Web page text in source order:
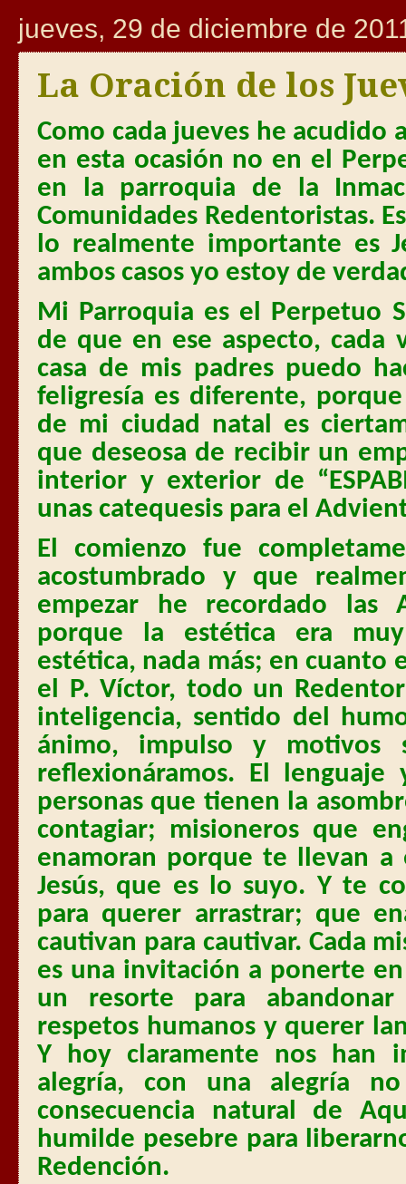
jueves, 29 de diciembre de
La Oración de los
Como cada jueves he acudido
en esta ocasión no en el
en la parroquia de la
Comunidades Redentoristas.
lo realmente importante es
ambos casos yo estoy de
Mi Parroquia es el Perpetuo
de que en ese aspecto, cada
casa de mis padres puedo
feligresía es diferente,
de mi ciudad natal es
que deseosa de recibir un
interior y exterior de
unas catequesis para el
El comienzo fue
acostumbrado y que
empezar he recordado las
porque la estética era
estética, nada más; en cuanto
el P. Víctor, todo un
inteligencia, sentido del
ánimo, impulso y motivos
reflexionáramos. El
personas que tienen la
contagiar; misioneros que
enamoran porque te llevan
Jesús, que es lo suyo. Y te
para querer arrastrar; que
cautivan para cautivar. Cada
es una invitación a ponerte
un resorte para
respetos humanos y querer
Y hoy claramente nos han
alegría, con una alegría
consecuencia natural de
humilde pesebre para
Redención.